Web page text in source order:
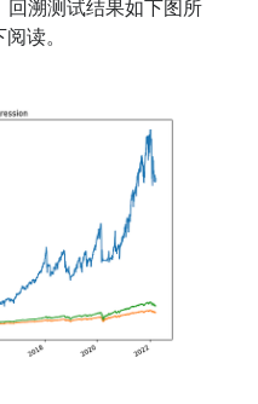
回溯测试结果如下图所
读。